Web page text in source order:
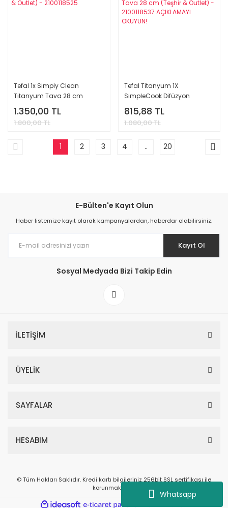
Whatsapp
Tefal 1x Simply Clean
Titanyum Tava 28 cm
(Teşhir & Outlet) - 2100118525
1.350,00 TL
1.800,00 TL
Tefal Titanyum 1X
SimpleCook Difüzyon
Tabanlı Tava 28 cm (Teşhir
& Outlet) - 2100118537
AÇIKLAMAYI OKUYUN!
815,88 TL
1.080,00 TL
1 2 3 4 .. 20
E-Bülten'e Kayıt Olun
Haber listemize kayıt olarak kampanyalardan, haberdar olabilirsiniz.
Kayıt Ol
Sosyal Medyada Bizi Takip Edin
İLETİŞİM
ÜYELİK
SAYFALAR
HESABIM
© Tüm Hakları Saklıdır. Kredi kartı bilgileriniz 256bit SSL sertifikası ile
korunmaktadır.
ideasoft